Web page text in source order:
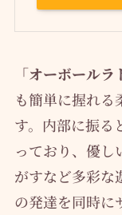
「オーボールラ
も簡単に握れ
す。内部に振る
っており、優し
がすなど多彩な
の発達を同時に